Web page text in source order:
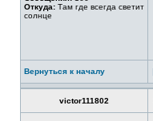
Откуда: Там где всегда светит
солнце
Вернуться к началу
victor111802